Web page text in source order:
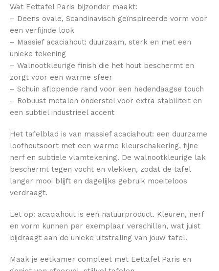
Wat Eettafel Paris bijzonder maakt:
– Deens ovale, Scandinavisch geïnspireerde vorm voor
een verfijnde look
– Massief acaciahout: duurzaam, sterk en met een
unieke tekening
– Walnootkleurige finish die het hout beschermt en
zorgt voor een warme sfeer
– Schuin aflopende rand voor een hedendaagse touch
– Robuust metalen onderstel voor extra stabiliteit en
een subtiel industrieel accent
Het tafelblad is van massief acaciahout: een duurzame
loofhoutsoort met een warme kleurschakering, fijne
nerf en subtiele vlamtekening. De walnootkleurige lak
beschermt tegen vocht en vlekken, zodat de tafel
langer mooi blijft en dagelijks gebruik moeiteloos
verdraagt.
Let op: acaciahout is een natuurproduct. Kleuren, nerf
en vorm kunnen per exemplaar verschillen, wat juist
bijdraagt aan de unieke uitstraling van jouw tafel.
Maak je eetkamer compleet met Eettafel Paris en